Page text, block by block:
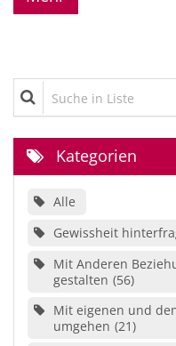
Suche in Liste
Kategorien
Alle
Gewissheit
Mit Anderen
gestalten 56
Mit eigenen und
umgehen 21